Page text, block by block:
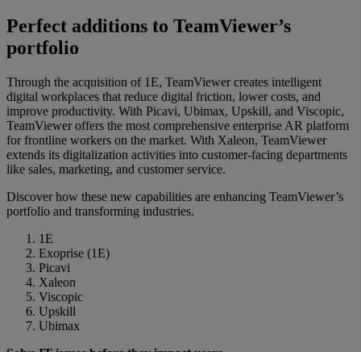
Perfect additions to TeamViewer’s
portfolio
Through the acquisition of 1E, TeamViewer creates intelligent
digital workplaces that reduce digital friction, lower costs, and
improve productivity. With Picavi, Ubimax, Upskill, and Viscopic,
TeamViewer offers the most comprehensive enterprise AR platform
for frontline workers on the market. With Xaleon, TeamViewer
extends its digitalization activities into customer-facing departments
like sales, marketing, and customer service.
Discover how these new capabilities are enhancing TeamViewer’s
portfolio and transforming industries.
1E
Exoprise (1E)
Picavi
Xaleon
Viscopic
Upskill
Ubimax